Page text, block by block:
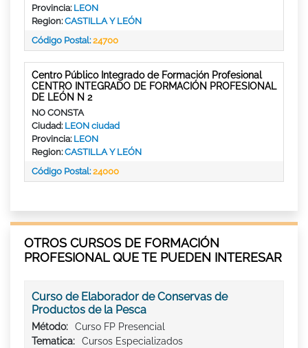
Provincia: LEON
Region:CASTILLA Y LEÓN
Código Postal:24700
Centro Público Integrado de Formación Profesional
CENTRO INTEGRADO DE FORMACIÓN PROFESIONAL
DE LEÓN N 2
NO CONSTA
Ciudad: LEON ciudad
Provincia: LEON
Region:CASTILLA Y LEÓN
Código Postal:24000
OTROS CURSOS DE FORMACIÓN
PROFESIONAL QUE TE PUEDEN INTERESAR
Curso de Elaborador de Conservas de
Productos de la Pesca
Método:
Curso FP Presencial
Tematica:
Cursos Especializados